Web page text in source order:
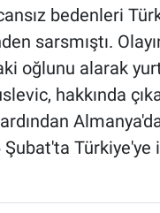
bedenleri
sarsmıştı.
oğlunu alarak yurt
hakkında
Şubat'ta Türkiye'ye